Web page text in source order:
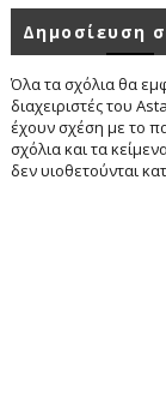
Δημοσίευση
Όλα τα σχόλια θα
διαχειριστές του
έχουν σχέση με το
σχόλια και τα
δεν υιοθετούνται